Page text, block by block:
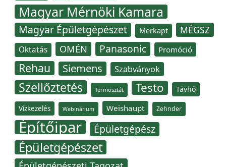
Magyar Mérnöki Kamara
Magyar Épületgépészet Merkapt MÉGSZ
Oktatás OMÉN Panasonic Promóció
Rehau Siemens Szabványok
Szellőztetés Termosztát Testo Távhő
Vízkezelés Webinárium Weishaupt Zehnder
Építőipar Épületgépész
Épületgépészet